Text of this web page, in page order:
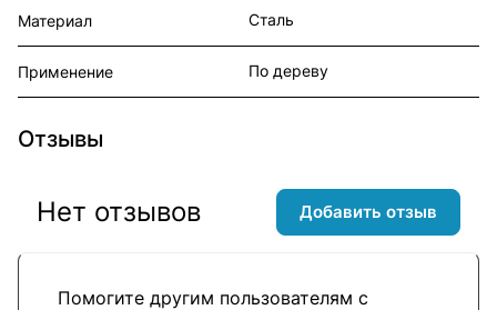
Материал Сталь
Применение По дереву
Отзывы
Помогите другим пользователям с
Нет отзывов Добавить отзыв